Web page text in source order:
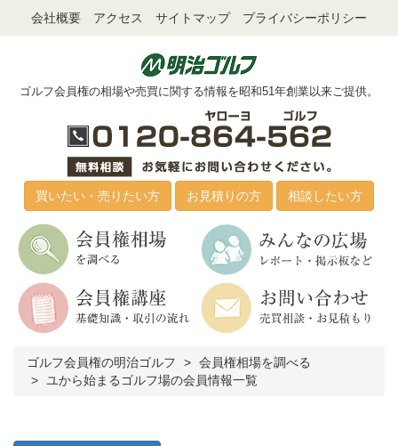
会社概要 アクセス サイトマップ プライバシーポリシー
ゴルフ会員権の相場や売買に関する情報を昭和51年創業以来ご提供。
買いたい・売りたい方 お見積りの方 相談したい方
ゴルフ会員権の明治ゴルフ
会員権相場を調べる
ユから始まるゴルフ場の会員情報一覧